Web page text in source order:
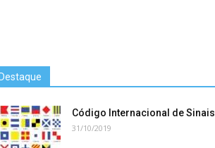
Código Internacional de Sinais
31/10/2019